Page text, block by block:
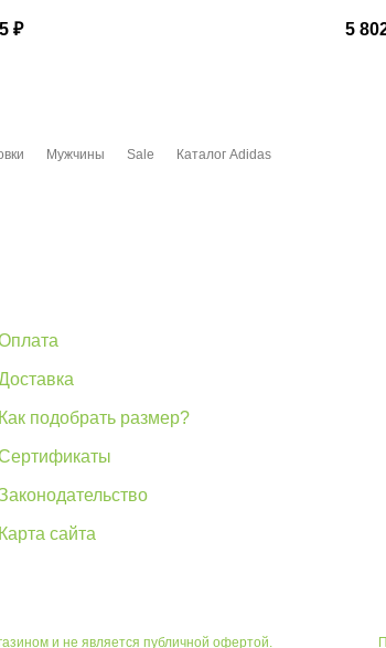
₽ 5
Мужчины Sale Каталог Adidas
Как подобрать размер?
Карта сайта
и не является публичной офертой.